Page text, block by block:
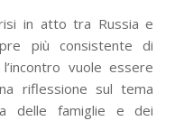
in atto tra Russia e
più consistente di
vuole essere
riflessione sul tema
delle famiglie e dei